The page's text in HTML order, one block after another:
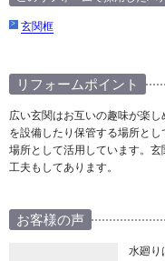
玄関框
リフォームポイント
広い玄関はお互いの趣味が楽
を設備したり保管する場所と
場所として活用しています。
工夫もしてあります。
お客様の声
水廻り